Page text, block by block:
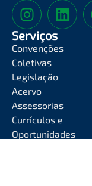
Serviços
Convenções
Coletivas
Legislação
Acervo
Assessorias
Currículos e
Oportunidades